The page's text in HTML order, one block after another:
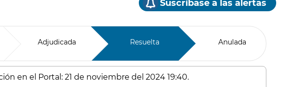
Suscríbase a las alertas
Adjudicada Resuelta Anulada
en el Portal: 21 de noviembre del 2024 19:40.